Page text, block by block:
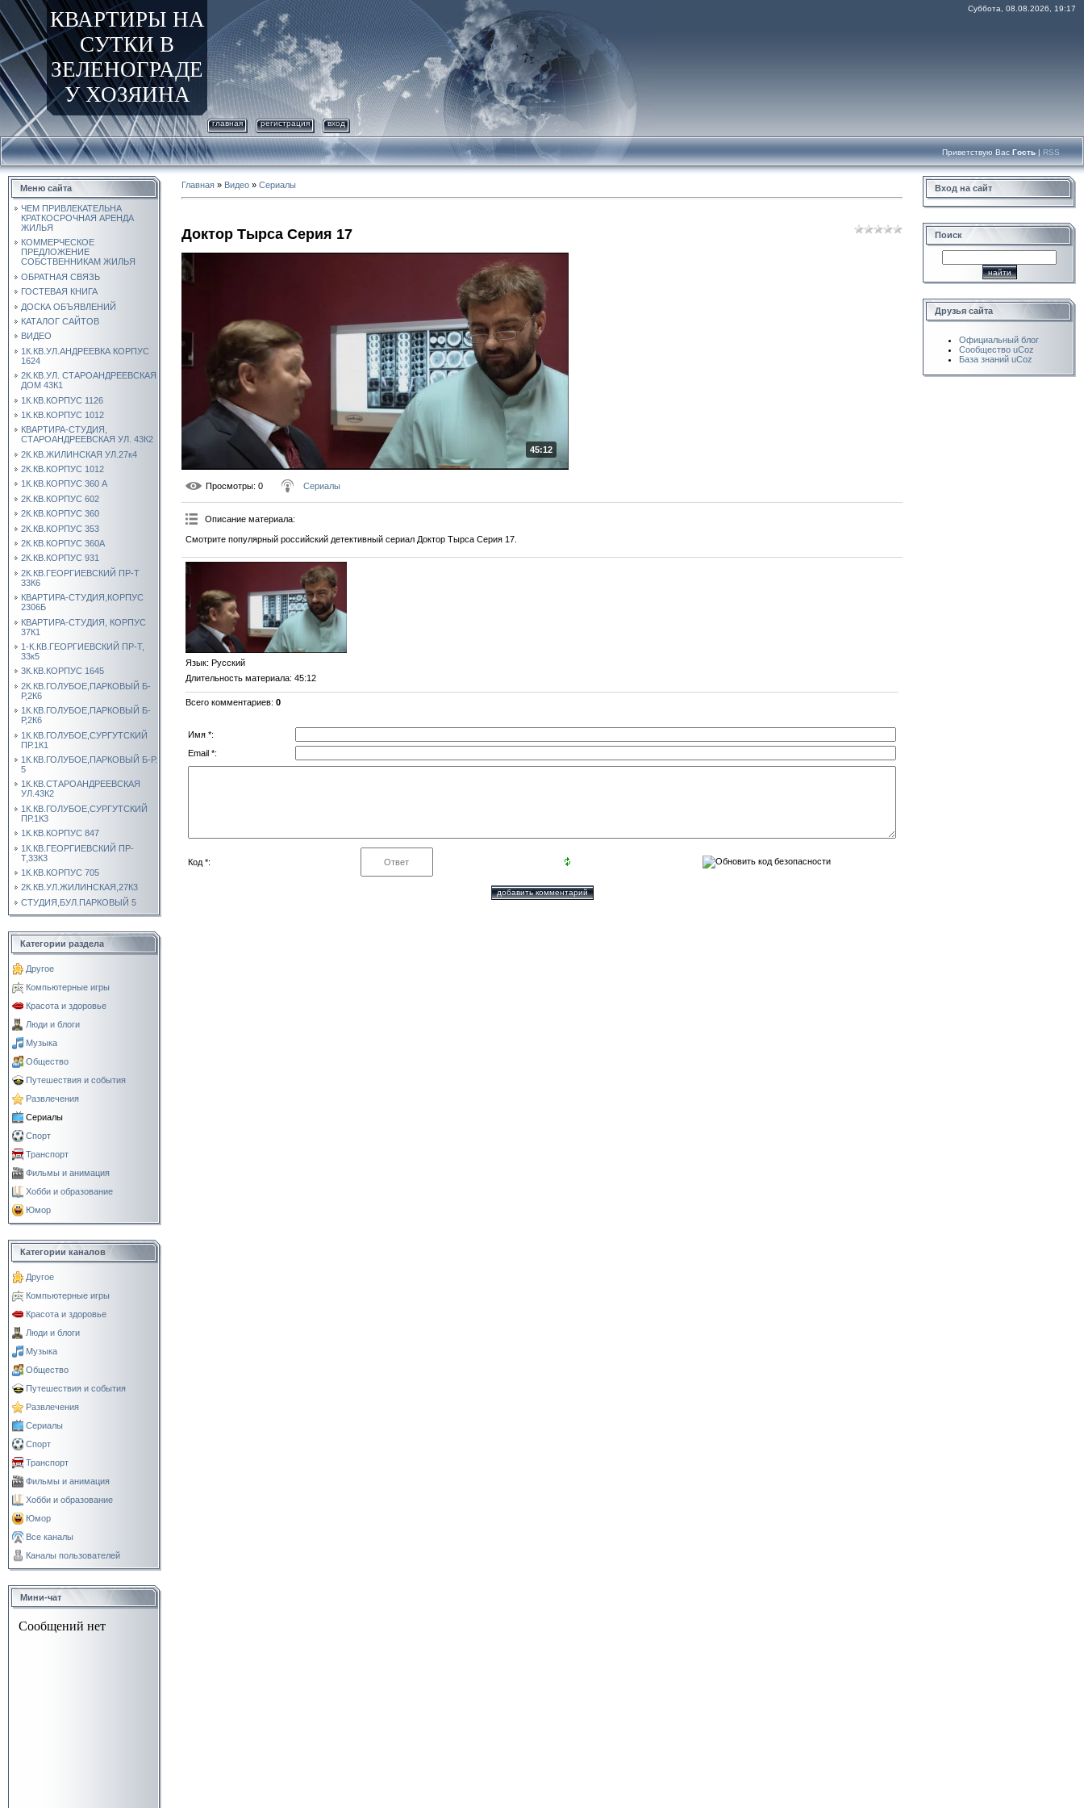
КВАРТИРЫ НА
СУТКИ В
ЗЕЛЕНОГРАДЕ
У ХОЗЯИНА
Суббота, 08.08.2026, 19:17
главная регистрация вход
Приветствую Вас Гость | RSS
Меню сайта
ЧЕМ ПРИВЛЕКАТЕЛЬНА
КРАТКОСРОЧНАЯ АРЕНДА
ЖИЛЬЯ
КОММЕРЧЕСКОЕ
ПРЕДЛОЖЕНИЕ
СОБСТВЕННИКАМ ЖИЛЬЯ
ОБРАТНАЯ СВЯЗЬ
ГОСТЕВАЯ КНИГА
ДОСКА ОБЪЯВЛЕНИЙ
КАТАЛОГ САЙТОВ
ВИДЕО
1К.КВ.УЛ.АНДРЕЕВКА КОРПУС
1624
2К.КВ.УЛ. СТАРОАНДРЕЕВСКАЯ
ДОМ 43К1
1К.КВ.КОРПУС 1126
1К.КВ.КОРПУС 1012
КВАРТИРА-СТУДИЯ,
СТАРОАНДРЕЕВСКАЯ УЛ. 43К2
2К.КВ.ЖИЛИНСКАЯ УЛ.27к4
2К.КВ.КОРПУС 1012
1К.КВ.КОРПУС 360 А
2К.КВ.КОРПУС 602
2К.КВ.КОРПУС 360
2К.КВ.КОРПУС 353
2К.КВ.КОРПУС 360А
2К.КВ.КОРПУС 931
2К.КВ.ГЕОРГИЕВСКИЙ ПР-Т
33К6
КВАРТИРА-СТУДИЯ,КОРПУС
2306Б
КВАРТИРА-СТУДИЯ, КОРПУС
37К1
1-К.КВ.ГЕОРГИЕВСКИЙ ПР-Т,
33к5
3К.КВ.КОРПУС 1645
2К.КВ.ГОЛУБОЕ,ПАРКОВЫЙ Б-
Р,2К6
1К.КВ.ГОЛУБОЕ,ПАРКОВЫЙ Б-
Р,2К6
1К.КВ.ГОЛУБОЕ,СУРГУТСКИЙ
ПР.1К1
1К.КВ.ГОЛУБОЕ,ПАРКОВЫЙ Б-Р.
5
1К.КВ.СТАРОАНДРЕЕВСКАЯ
УЛ.43К2
1К.КВ.ГОЛУБОЕ,СУРГУТСКИЙ
ПР.1К3
1К.КВ.КОРПУС 847
1К.КВ.ГЕОРГИЕВСКИЙ ПР-
Т,33К3
1К.КВ.КОРПУС 705
2К.КВ.УЛ.ЖИЛИНСКАЯ,27К3
СТУДИЯ,БУЛ.ПАРКОВЫЙ 5
Категории раздела
Другое
Компьютерные игры
Красота и здоровье
Люди и блоги
Музыка
Общество
Путешествия и события
Развлечения
Сериалы
Спорт
Транспорт
Фильмы и анимация
Хобби и образование
Юмор
Категории каналов
Другое
Компьютерные игры
Красота и здоровье
Люди и блоги
Музыка
Общество
Путешествия и события
Развлечения
Сериалы
Спорт
Транспорт
Фильмы и анимация
Хобби и образование
Юмор
Все каналы
Каналы пользователей
Мини-чат
Главная » Видео » Сериалы
Доктор Тырса Серия 17
45:12
Просмотры: 0 Сериалы
Описание материала:
Смотрите популярный российский детективный сериал Доктор Тырса Серия 17.
Язык: Русский
Длительность материала: 45:12
Всего комментариев: 0
Имя *:
Email *:
Код *:
Вход на сайт
Поиск
Друзья сайта
Официальный блог
Сообщество uCoz
База знаний uCoz